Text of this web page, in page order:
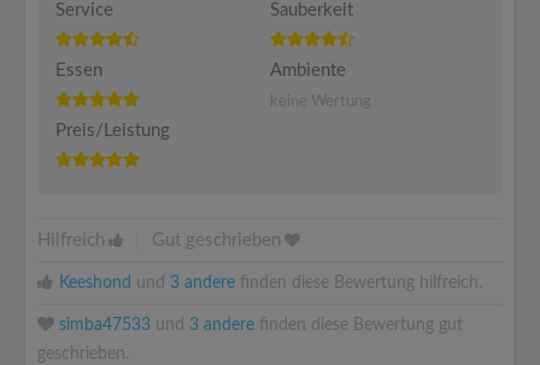
Service
Sauberkeit
Essen Ambiente
keine Wertung
Preis/Leistung
Hilfreich Gut geschrieben
Keeshond und 3 andere finden diese Bewertung hilfreich.
simba47533 und 3 andere finden diese Bewertung gut
geschrieben.